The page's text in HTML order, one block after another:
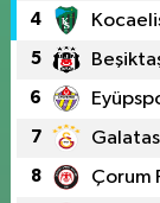
4
5
6
7
8 Çorum